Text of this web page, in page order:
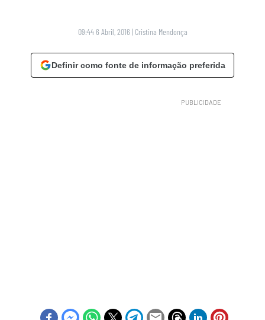
09:44 6 Abril, 2016 | Cristina Mendonça
Definir como fonte de informação preferida